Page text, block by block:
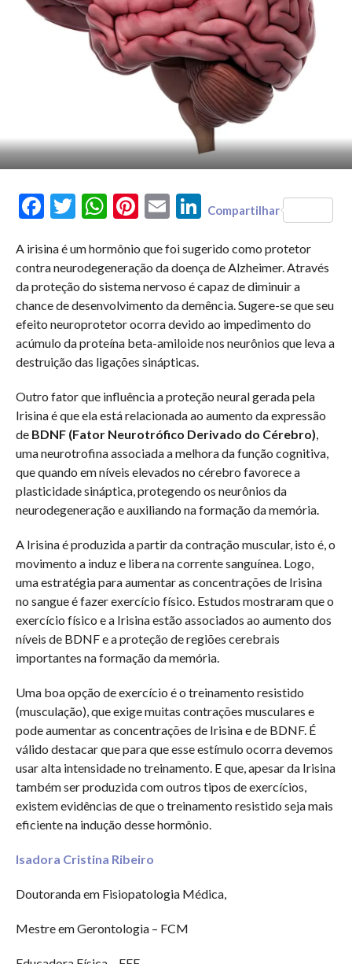
FacebookTwitterWhatsAppPinterest
Email LinkedIn
Compartilhar
A irisina é um hormônio que foi sugerido como protetor
contra neurodegeneração da doença de Alzheimer. Através
da proteção do sistema nervoso é capaz de diminuir a
chance de desenvolvimento da demência. Sugere-se que seu
efeito neuroprotetor ocorra devido ao impedimento do
acúmulo da proteína beta-amiloide nos neurônios que leva a
destruição das ligações sinápticas.
Outro fator que influência a proteção neural gerada pela
Irisina é que ela está relacionada ao aumento da expressão
de BDNF (Fator Neurotrófico Derivado do Cérebro),
uma neurotrofina associada a melhora da função cognitiva,
que quando em níveis elevados no cérebro favorece a
plasticidade sináptica, protegendo os neurônios da
neurodegeneração e auxiliando na formação da memória.
A Irisina é produzida a partir da contração muscular, isto é, o
movimento a induz e libera na corrente sanguínea. Logo,
uma estratégia para aumentar as concentrações de Irisina
no sangue é fazer exercício físico. Estudos mostraram que o
exercício físico e a Irisina estão associados ao aumento dos
níveis de BDNF e a proteção de regiões cerebrais
importantes na formação da memória.
Uma boa opção de exercício é o treinamento resistido
(musculação), que exige muitas contrações musculares e
pode aumentar as concentrações de Irisina e de BDNF. É
válido destacar que para que esse estímulo ocorra devemos
usar alta intensidade no treinamento. E que, apesar da Irisina
também ser produzida com outros tipos de exercícios,
existem evidências de que o treinamento resistido seja mais
eficiente na indução desse hormônio.
Isadora Cristina Ribeiro
Doutoranda em Fisiopatologia Médica,
Mestre em Gerontologia – FCM